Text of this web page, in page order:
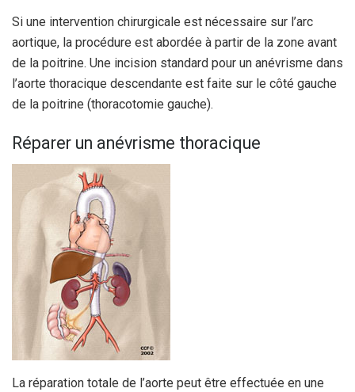
Si une intervention chirurgicale est nécessaire sur l’arc
aortique, la procédure est abordée à partir de la zone avant
de la poitrine. Une incision standard pour un anévrisme dans
l’aorte thoracique descendante est faite sur le côté gauche
de la poitrine (thoracotomie gauche).
Réparer un anévrisme thoracique
La réparation totale de l’aorte peut être effectuée en une